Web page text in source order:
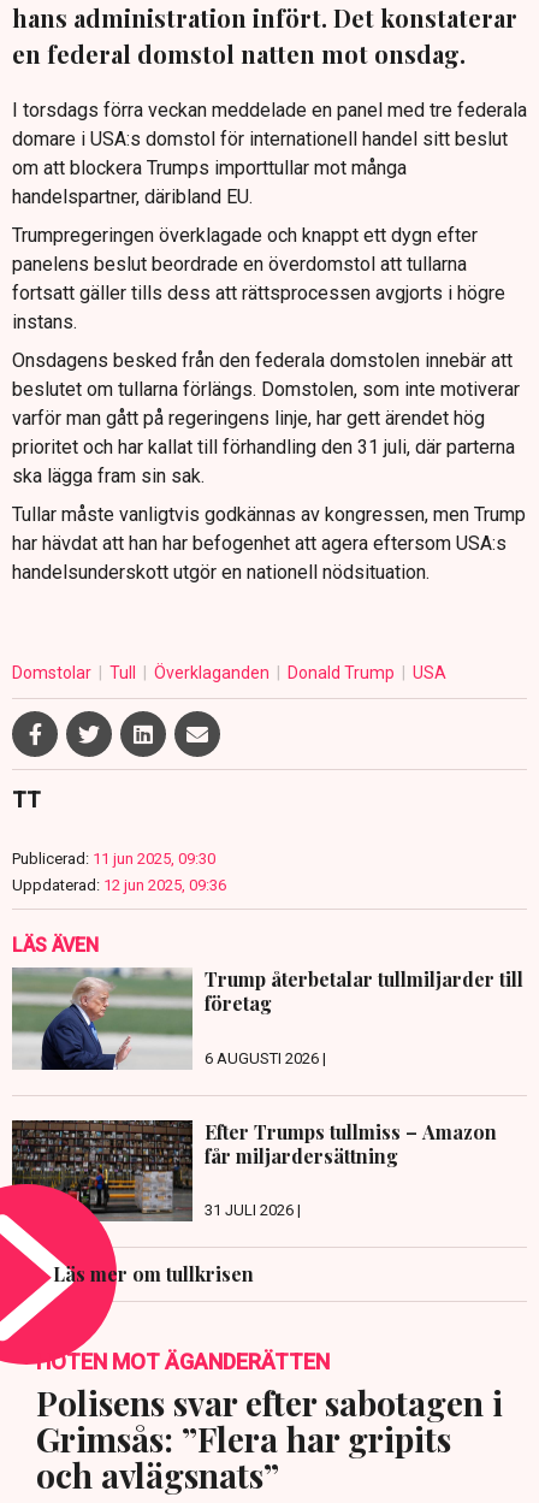
hans administration infört. Det konstaterar
en federal domstol natten mot onsdag.
I torsdags förra veckan meddelade en panel med tre federala
domare i USA:s domstol för internationell handel sitt beslut
om att blockera Trumps importtullar mot många
handelspartner, däribland EU.
Trumpregeringen överklagade och knappt ett dygn efter
panelens beslut beordrade en överdomstol att tullarna
fortsatt gäller tills dess att rättsprocessen avgjorts i högre
instans.
Onsdagens besked från den federala domstolen innebär att
beslutet om tullarna förlängs. Domstolen, som inte motiverar
varför man gått på regeringens linje, har gett ärendet hög
prioritet och har kallat till förhandling den 31 juli, där parterna
ska lägga fram sin sak.
Tullar måste vanligtvis godkännas av kongressen, men Trump
har hävdat att han har befogenhet att agera eftersom USA:s
handelsunderskott utgör en nationell nödsituation.
Domstolar Tull Överklaganden Donald Trump USA
TT
Publicerad: 11 jun 2025, 09:30
Uppdaterad: 12 jun 2025, 09:36
LÄS ÄVEN
Trump återbetalar tullmiljarder till
företag
6 AUGUSTI 2026 |
Efter Trumps tullmiss – Amazon
får miljardersättning
31 JULI 2026 |
Läs mer om tullkrisen
HOTEN MOT ÄGANDERÄTTEN
Polisens svar efter sabotagen i
Grimsås: ”Flera har gripits
och avlägsnats”